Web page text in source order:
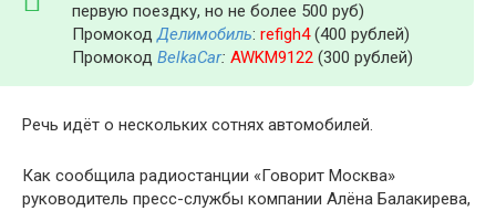
первую поездку, но не более 500 руб)
ПромокодДелимобиль: refigh4(400 рублей)
Промокод BelkaCar: AWKM9122 (300 рублей)
Речь идёт о нескольких сотнях автомобилей.
Как сообщила радиостанции «Говорит Москва»
руководитель пресс-службы компании Алёна Балакирева,